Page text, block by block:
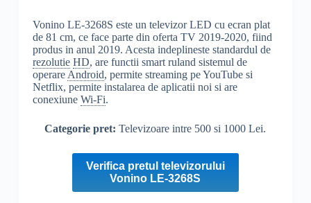
Vonino LE-3268S este un televizor LED cu ecran plat
de 81 cm, ce face parte din oferta TV 2019-2020, fiind
produs in anul 2019. Acesta indeplineste standardul de
rezolutie HD, are functii smart ruland sistemul de
operare Android, permite streaming pe YouTube si
Netflix, permite instalarea de aplicatii noi si are
conexiune Wi-Fi.
Categorie pret:Televizoare intre 500 si 1000 Lei.
Verifica pretul televizorului
Vonino LE-3268S